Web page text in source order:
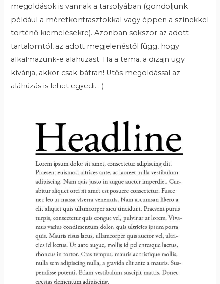
megoldások is vannak a tarsolyában (gondoljunk
például a méretkontrasztokkal vagy éppen a színekkel
történő kiemelésekre). Azonban sokszor az adott
tartalomtól, az adott megjelenéstől függ, hogy
alkalmazunk-e aláhúzást. Ha a téma, a dizájn úgy
kívánja, akkor csak bátran! Ütős megoldással az
aláhúzás is lehet egyedi. : )